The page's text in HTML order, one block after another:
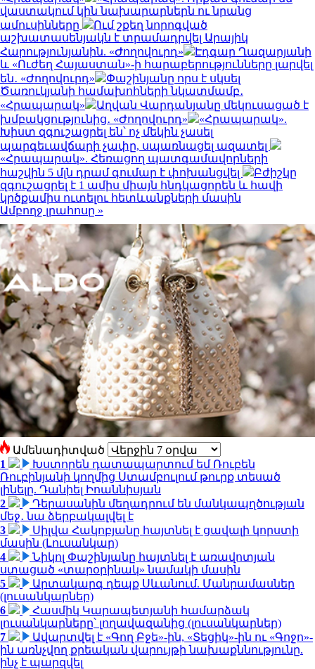
վաստակում կին նախարարներն ու նրանց
ամուսինները
Ում շքեղ նորոգված
աշխատասենյակն է տրամադրվել Արայիկ
Հարությունյանին. «Ժողովուրդ»
Էդգար Ղազարյանի
և «Ուժեղ Հայաստան»-ի հարաբերությունները լարվել
են․ «Ժողովուրդ»
Փաշինյանը որս է սկսել
Ծառուկյանի համախոհների նկատմամբ․
«Հրապարակ»
Աղվան Վարդանյանը մեկուսացած է
խմբակցությունից․ «Ժողովուրդ»
«Հրապարակ».
Խիստ զգուշացրել են՝ ոչ մեկին չասել
պարգեւավճարի չափը, սպառնացել ազատել
«Հրապարակ». Հեռացող պատգամավորների
հաշվին 5 մլն դրամ գումար է փոխանցվել
Բժիշկը
զգուշացրել է 1 ամիս միայն հնդկացորեն և հավի
կրծքամիս ուտելու հետևանքների մասին
Ամբողջ լրահոսը »
Ամենադիտված
1
Խստորեն դատապարտում եմ Ռուբեն
Ռուբինյանի կողմից Ստամբուլում թուրք տեսած
լինելը. Դանիել Իոաննիսյան
2
Դերասանին մեղադրում են մանկապղծության
մեջ․ նա ձերբակալվել է
3
Սիլվա Հակոբյանը հայտնել է ցավալի կորստի
մասին (Լուսանկար)
4
Նիկոլ Փաշինյանը հայտնել է առավոտյան
ստացած «տարօրինակ» նամակի մասին
5
Արտակարգ դեպք Սևանում. Մանրամասներ
(լուսանկարներ)
6
Հասմիկ Կարապետյանի համարձակ
լուսանկարները՝ լողավազանից (լուսանկարներ)
7
Ավարտվել է «Գող Բջե»-ին, «Տեցիկ»-ին ու «Գոջո»-
ին առնչվող քրեական վարույթի նախաքննությունը.
ինչ է պարզվել